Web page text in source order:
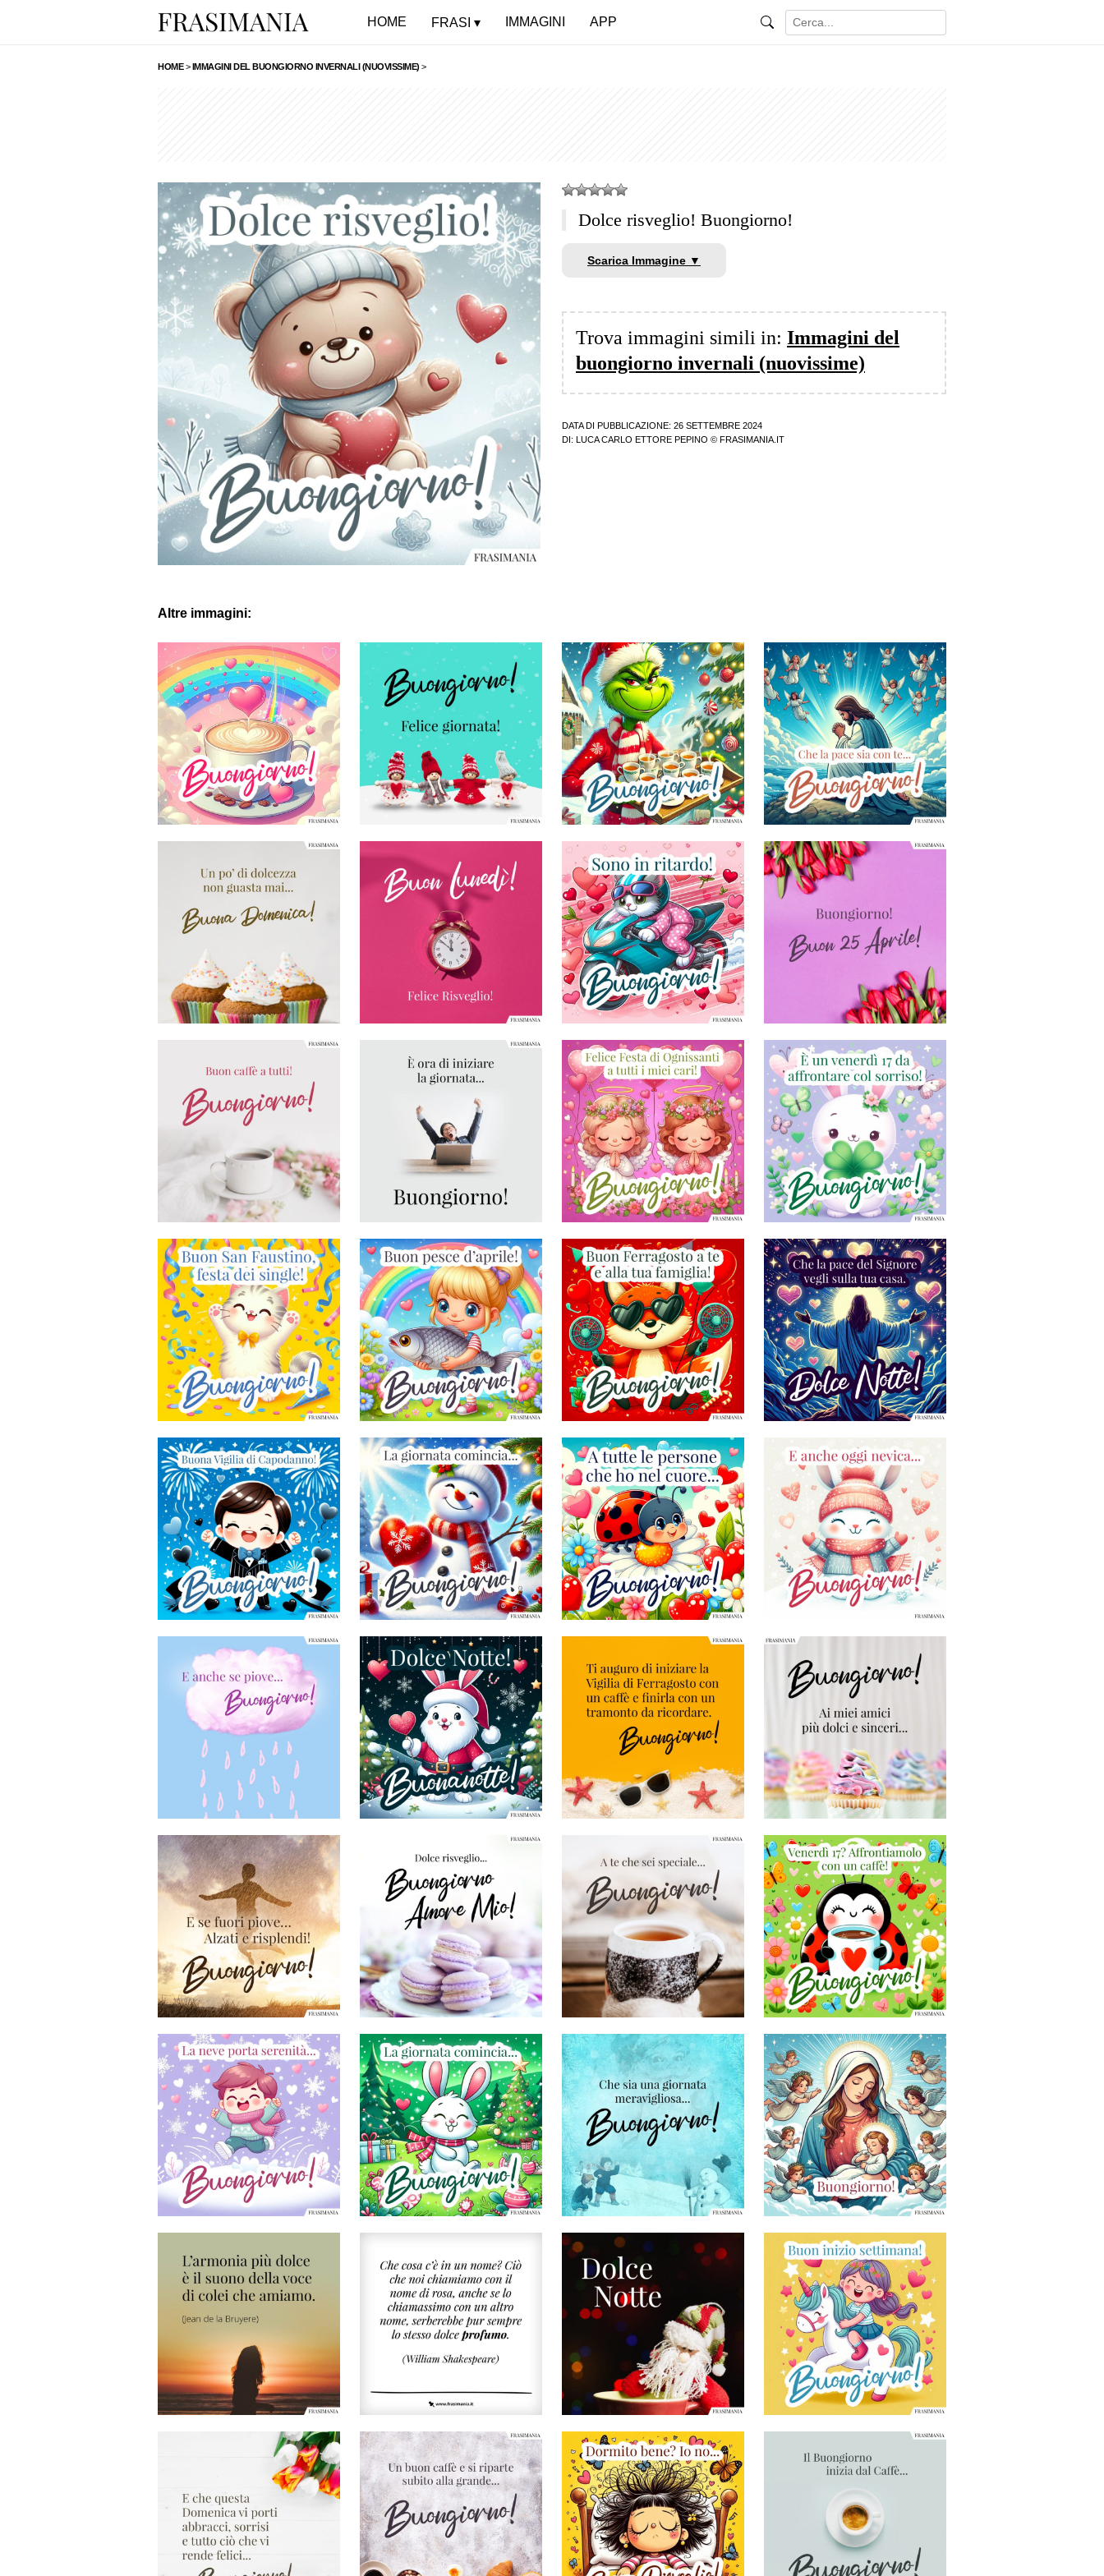
HOME FRASI IMMAGINI APP
HOME>IMMAGINI DEL BUONGIORNO INVERNALI (NUOVISSIME) >
Dolce risveglio! Buongiorno!
Scarica Immagine ▼
Trova immagini simili in: Immagini del
buongiorno invernali (nuovissime)
DATA DI PUBBLICAZIONE: 26 SETTEMBRE 2024
DI:
LUCA CARLO ETTORE PEPINO © FRASIMANIA.IT
Altre immagini: